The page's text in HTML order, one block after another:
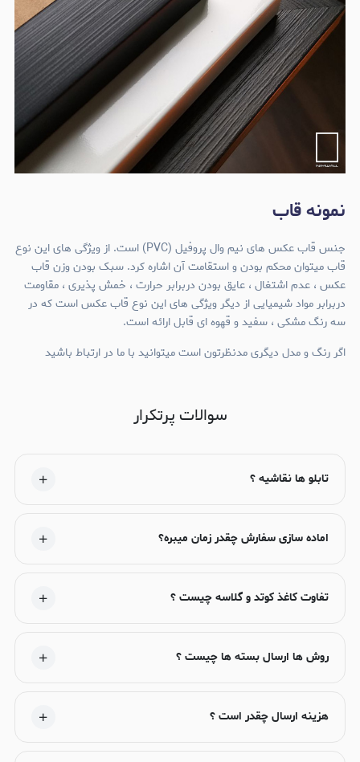
نمونه قاب
جنس قاب عکس های نیم وال پروفیل (PVC) است. از ویژگی های این نوع
قاب میتوان محکم بودن و استقامت آن اشاره کرد. سبک بودن وزن قاب
عکس ، عدم اشتغال ، عایق بودن دربرابر حرارت ، خمش پذیری ، مقاومت
دربرابر مواد شیمیایی از دیگر ویژگی های این نوع قاب عکس است که در
سه رنگ مشکی ، سفید و قهوه ای قابل ارائه است.
اگر رنگ و مدل دیگری مدنظرتون است میتوانید با ما در ارتباط باشید
سوالات پرتکرار
تابلو ها نقاشیه ؟
اماده سازی سفارش چقدر زمان میبره؟
تفاوت کاغذ کوتد و گلاسه چیست ؟
روش ها ارسال بسته ها چیست ؟
هزینه ارسال چقدر است ؟